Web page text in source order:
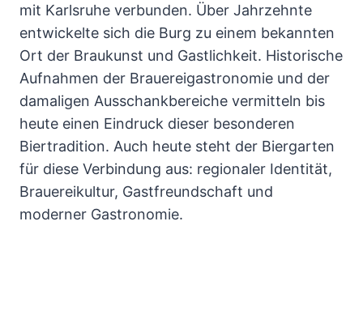
mit Karlsruhe verbunden. Über Jahrzehnte
entwickelte sich die Burg zu einem bekannten
Ort der Braukunst und Gastlichkeit. Historische
Aufnahmen der Brauereigastronomie und der
damaligen Ausschankbereiche vermitteln bis
heute einen Eindruck dieser besonderen
Biertradition. Auch heute steht der Biergarten
für diese Verbindung aus: regionaler Identität,
Brauereikultur, Gastfreundschaft und
moderner Gastronomie.